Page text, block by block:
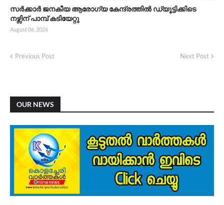
സർക്കാർ ജനകീയ ആരോഗ്യ കേന്ദ്രത്തിൽ ഡ്യൂട്ടിക്കിടെ
നഴ്സിന് പാമ്പ് കടിയേറ്റു
August 06, 2026
Previous Post Next Post
OUR NEWS